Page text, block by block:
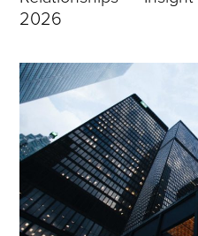
2026